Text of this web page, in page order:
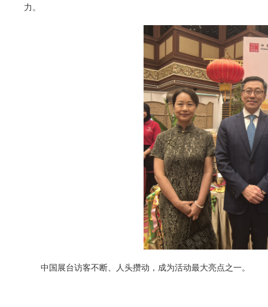
力。
中国展台访客不断、人头攒动，成为活动最大亮点之一。